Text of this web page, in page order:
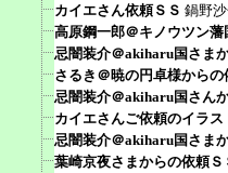
カイエさん依頼ＳＳ 鍋野
高原鋼一郎＠キノウツン
忌闇装介＠akiharu国さま
さるき＠暁の円卓様からの
忌闇装介＠akiharu国さん
カイエさんご依頼のイラス
忌闇装介＠akiharu国さま
葉崎京夜さまからの依頼Ｓ